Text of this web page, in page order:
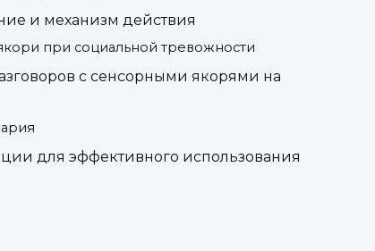
и механизм действия
при социальной тревожности
с сенсорными якорями на
для эффективного использования